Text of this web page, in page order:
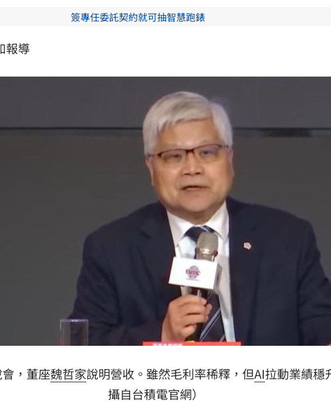
槍射3輪！破窗逮毒駕
曉玲一招：恐白忙一場
直播
頂奢大道」逐漸成形
樂千萬頭獎超「爸」氣 12:00
」職涯論壇9/12登場！ 10:30
簽專任委託契約就可抽智慧跑錶
報導
，董座魏哲家說明營收。雖然毛利率稀釋，但AI拉動業績穩
攝自台積電官網）